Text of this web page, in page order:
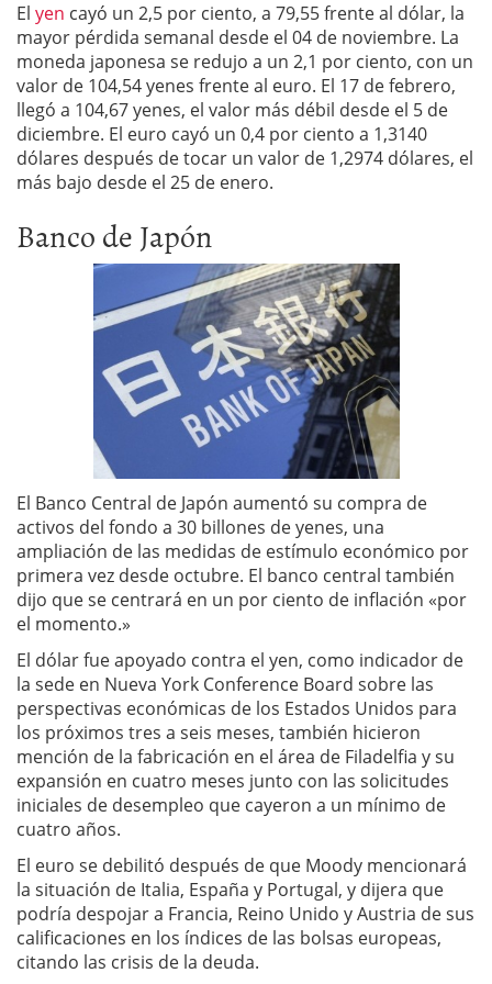
El yen cayó un 2,5 por ciento, a 79,55 frente al dólar, la
mayor pérdida semanal desde el 04 de noviembre. La
moneda japonesa se redujo a un 2,1 por ciento, con un
valor de 104,54 yenes frente al euro. El 17 de febrero,
llegó a 104,67 yenes, el valor más débil desde el 5 de
diciembre. El euro cayó un 0,4 por ciento a 1,3140
dólares después de tocar un valor de 1,2974 dólares, el
más bajo desde el 25 de enero.
Banco de Japón
El Banco Central de Japón aumentó su compra de
activos del fondo a 30 billones de yenes, una
ampliación de las medidas de estímulo económico por
primera vez desde octubre. El banco central también
dijo que se centrará en un por ciento de inflación «por
el momento.»
El dólar fue apoyado contra el yen, como indicador de
la sede en Nueva York Conference Board sobre las
perspectivas económicas de los Estados Unidos para
los próximos tres a seis meses, también hicieron
mención de la fabricación en el área de Filadelfia y su
expansión en cuatro meses junto con las solicitudes
iniciales de desempleo que cayeron a un mínimo de
cuatro años.
El euro se debilitó después de que Moody mencionará
la situación de Italia, España y Portugal, y dijera que
podría despojar a Francia, Reino Unido y Austria de sus
calificaciones en los índices de las bolsas europeas,
citando las crisis de la deuda.